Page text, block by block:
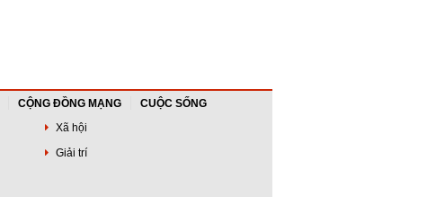
CỘNG ĐỒNG MẠNG
CUỘC SỐNG
Xã hội
Giải trí